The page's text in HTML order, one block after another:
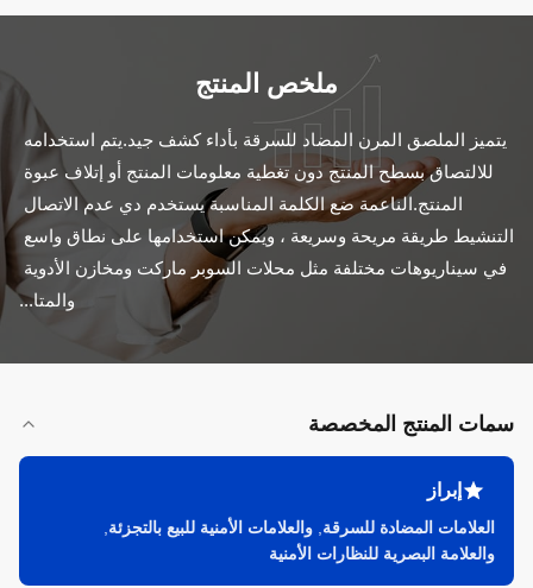
ملخص المنتج
والمتا...
سمات المنتج المخصصة
إبراز
العلامات المضادة للسرقة والعلامات الأمنية للبيع بالتجزئة
والعلامة البصرية للنظارات الأمنية